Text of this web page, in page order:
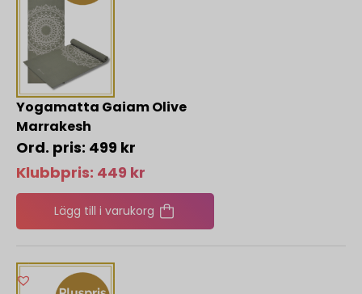
Yogamatta Gaiam Olive
Marrakesh
499 kr
Klubbpris: 449 kr
Lägg till i varukorg